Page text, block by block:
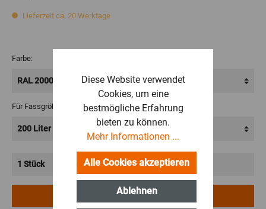
Lieferzeit ca. 20 Werktage
Farbe:
Für Fassgröße:
IN DEN WARENKORB
Diese Website verwendet
Cookies, um eine
bestmögliche Erfahrung
bieten zu können.
Mehr Informationen ...
Ablehnen
Alle Cookies akzeptieren